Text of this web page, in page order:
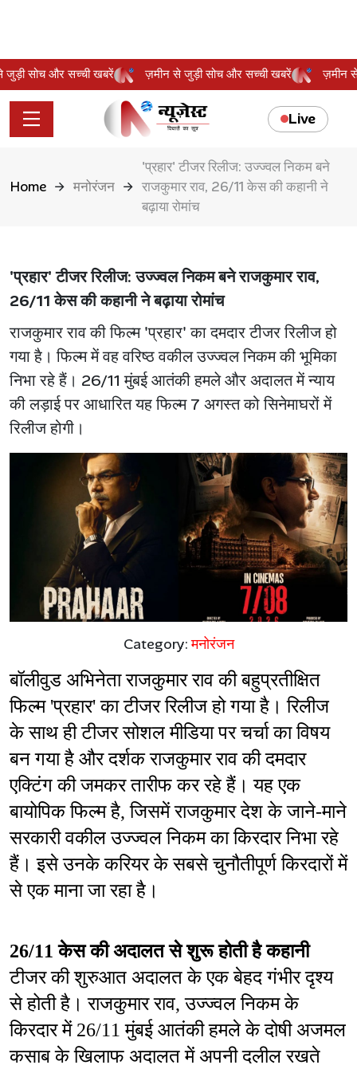
से जुड़ी सोच और सच्ची खबरें ज़मीन से जुड़ी सोच और सच्ची खबरें
Live
Home मनोरंजन
'प्रहार' टीजर रिलीज: उज्ज्वल निकम बने
राजकुमार राव, 26/11 केस की कहानी ने
बढ़ाया रोमांच
'प्रहार' टीजर रिलीज: उज्ज्वल निकम बने राजकुमार राव,
26/11 केस की कहानी ने बढ़ाया रोमांच
राजकुमार राव की फिल्म 'प्रहार' का दमदार टीजर रिलीज हो
गया है। फिल्म में वह वरिष्ठ वकील उज्ज्वल निकम की भूमिका
निभा रहे हैं। 26/11 मुंबई आतंकी हमले और अदालत में न्याय
की लड़ाई पर आधारित यह फिल्म 7 अगस्त को सिनेमाघरों में
रिलीज होगी।
Category:मनोरंजन
बॉलीवुड अभिनेता राजकुमार राव की बहुप्रतीक्षित
फिल्म 'प्रहार' का टीजर रिलीज हो गया है। रिलीज
के साथ ही टीजर सोशल मीडिया पर चर्चा का विषय
बन गया है और दर्शक राजकुमार राव की दमदार
एक्टिंग की जमकर तारीफ कर रहे हैं। यह एक
बायोपिक फिल्म है, जिसमें राजकुमार देश के जाने-माने
सरकारी वकील उज्ज्वल निकम का किरदार निभा रहे
हैं। इसे उनके करियर के सबसे चुनौतीपूर्ण किरदारों में
से एक माना जा रहा है।
26/11 केस की अदालत से शुरू होती है कहानी
टीजर की शुरुआत अदालत के एक बेहद गंभीर दृश्य
से होती है। राजकुमार राव, उज्ज्वल निकम के
किरदार में 26/11 मुंबई आतंकी हमले के दोषी अजमल
कसाब के खिलाफ अदालत में अपनी दलील रखते